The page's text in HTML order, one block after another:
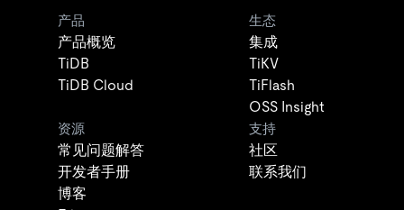
产品
产品概览
TiDB
TiDB Cloud
生态
集成
TiKV
TiFlash
OSS Insight
资源
常见问题解答
开发者手册
博客
支持
社区
联系我们